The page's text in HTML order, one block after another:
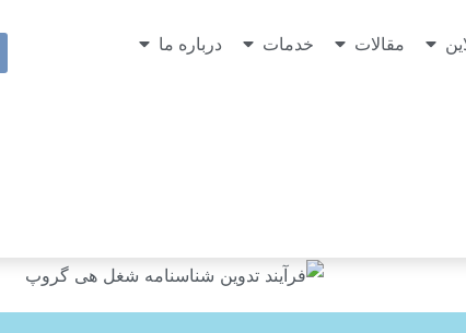
مقالات خدمات درباره ما